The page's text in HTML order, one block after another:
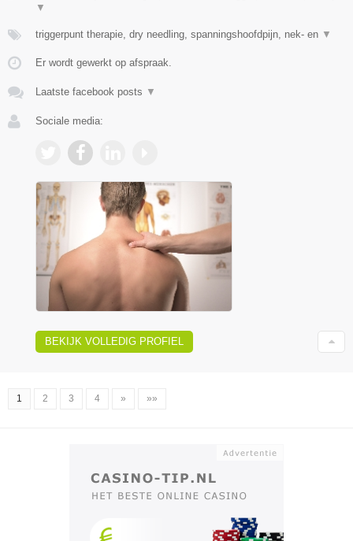
▼
triggerpunt therapie, dry needling, spanningshoofdpijn, nek- en ▼
Er wordt gewerkt op afspraak.
Laatste facebook posts ▼
Sociale media:
BEKIJK VOLLEDIG PROFIEL
1 2 3 4 » »»